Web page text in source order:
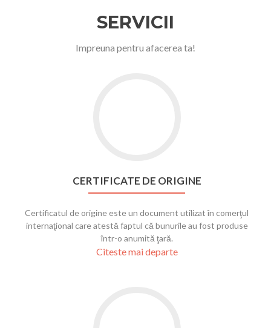
SERVICII
Impreuna pentru afacerea ta!
CERTIFICATE DE ORIGINE
Certificatul de origine este un document utilizat în comerţul
internaţional care atestă faptul că bunurile au fost produse
într-o anumită ţară.
Citeste mai departe